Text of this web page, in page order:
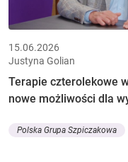
15.06.2026
Justyna Golian
Terapie czterolekowe
nowe możliwości dla
Polska Grupa Szpiczakowa